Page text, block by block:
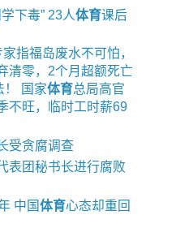
下毒” 23人体育课后
指福岛废水不可怕，
清零，2个月超额死亡
！ 国家体育总局高官
不旺，临时工时薪69
受贪腐调查
表团秘书长进行腐败
中国体育心态却重回